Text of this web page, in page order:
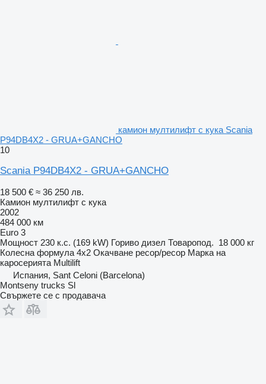
камион мултилифт с кука Scania
P94DB4X2 - GRUA+GANCHO
10
Scania P94DB4X2 - GRUA+GANCHO
18 500 € ≈ 36 250 лв.
Камион мултилифт с кука
2002
484 000 км
Euro 3
Мощност 230 к.с. (169 kW) Гориво дизел Товаропод. 18 000 кг
Колесна формула 4x2 Окачване ресор/ресор Марка на
каросерията Multilift
Испания, Sant Celoni (Barcelona)
Montseny trucks Sl
Свържете се с продавача